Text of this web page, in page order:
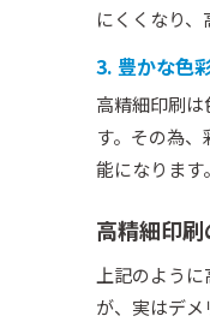
にくくなり、
3. 豊かな色
高精細印刷
す。その為
能になります。
高精細印
上記のよう
が、実はデメ